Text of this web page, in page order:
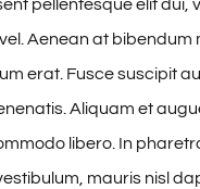
pellentesque elit dui,
Aenean at bibendum
erat. Fusce suscipit
Aliquam et
libero. In
mauris nisl